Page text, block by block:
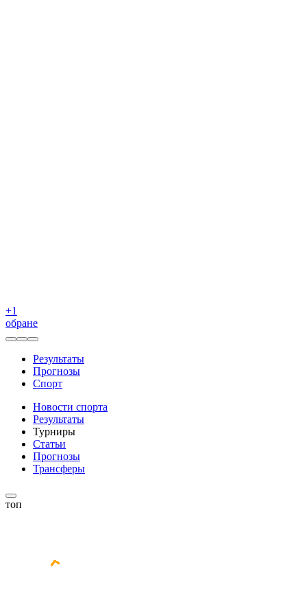
+1
обране
Результаты
Прогнозы
Спорт
Новости спорта
Результаты
Турниры
Статьи
Прогнозы
Трансферы
топ